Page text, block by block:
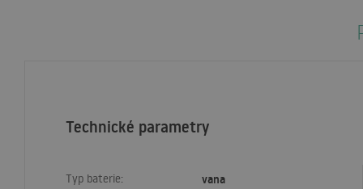
Technické parametry
Typ baterie: vana